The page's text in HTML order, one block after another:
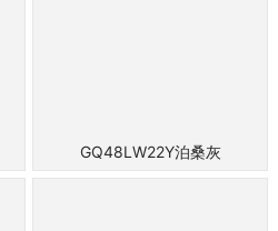
GQ48LW22Y泊桑灰